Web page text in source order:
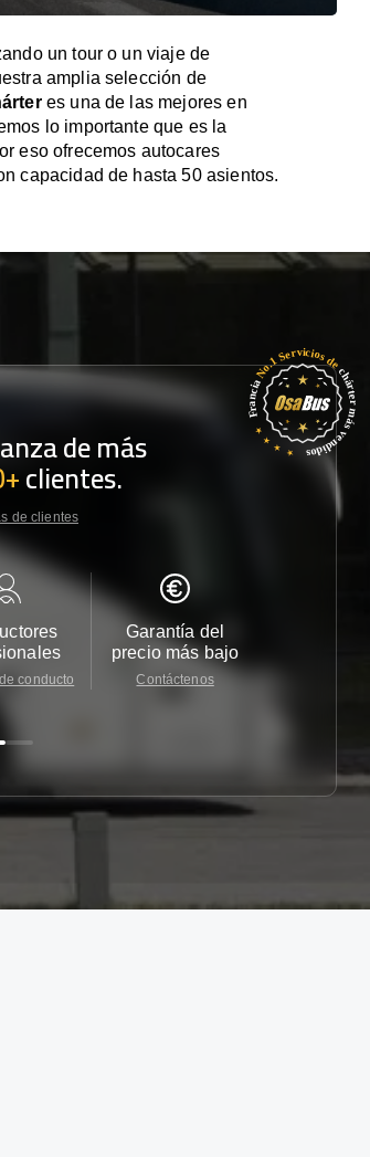
un tour o un viaje de
amplia selección de
es una de las mejores en
lo importante que es la
eso ofrecemos autocares
capacidad de hasta 50 asientos.
de más
clientes.
de clientes
conducto
Garantía del
precio más bajo
Contáctenos